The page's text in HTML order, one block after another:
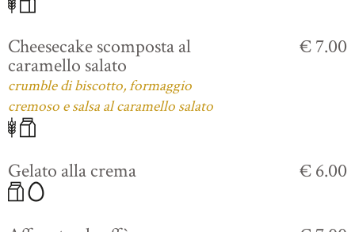
Cheesecake scomposta al
caramello salato
crumble di biscotto, formaggio
cremoso e salsa al caramello salato
€ 7.00
Gelato alla crema € 6.00